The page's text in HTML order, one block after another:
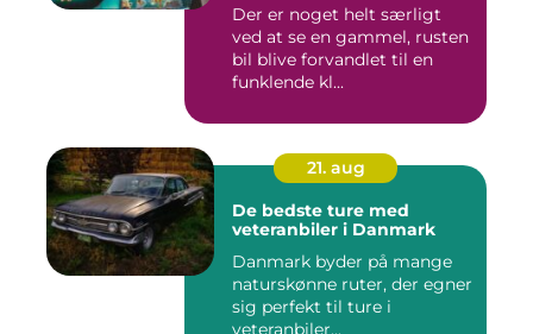
Der er noget helt særligt
ved at se en gammel, rusten
bil blive forvandlet til en
funklende kl...
21. aug
De bedste ture med
veteranbiler i Danmark
Danmark byder på mange
naturskønne ruter, der egner
sig perfekt til ture i
veteranbiler...